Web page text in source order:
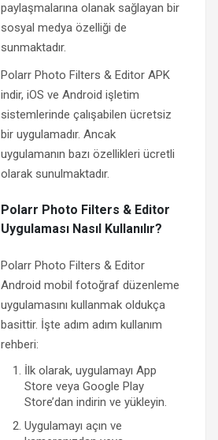
paylaşmalarına olanak sağlayan bir
sosyal medya özelliği de
sunmaktadır.
Polarr Photo Filters & Editor APK
indir, iOS ve Android işletim
sistemlerinde çalışabilen ücretsiz
bir uygulamadır. Ancak
uygulamanın bazı özellikleri ücretli
olarak sunulmaktadır.
Polarr Photo Filters & Editor
Uygulaması Nasıl Kullanılır?
Polarr Photo Filters & Editor
Android mobil fotoğraf düzenleme
uygulamasını kullanmak oldukça
basittir. İşte adım adım kullanım
rehberi:
İlk olarak, uygulamayı App
Store veya Google Play
Store’dan indirin ve yükleyin.
Uygulamayı açın ve